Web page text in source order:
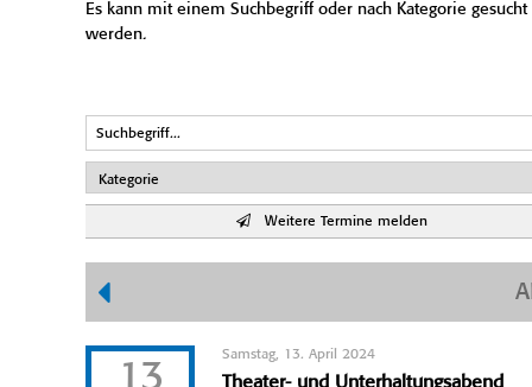
Es kann mit einem Suchbegriff oder nach Kategorie gesucht
werden.
Weitere Termine melden
Samstag, 13. April 2024
Theater- und Unterhaltungsabend